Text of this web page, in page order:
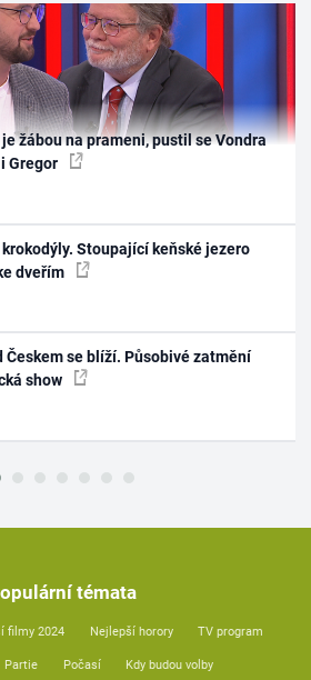
žábou na prameni, pustil se Vondra
Gregor
Stoupající keňské jezero
dveřím
Českem se blíží. Působivé zatmění
show
témata
filmy 2024 Nejlepší horory TV program
Partie Počasí Kdy budou volby